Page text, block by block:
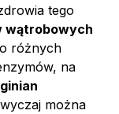
tego
wątrobowych
różnych
na
można